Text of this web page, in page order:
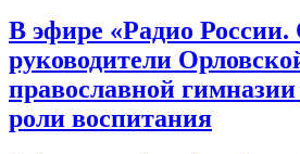
В эфире «Радио России.
руководители
православной
роли воспитания